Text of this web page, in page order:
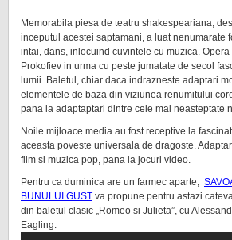
Memorabila piesa de teatru shakespeariana,
inceputul acestei saptamani, a luat nenumarate
intai, dans, inlocuind cuvintele cu muzica.
Prokofiev in urma cu peste jumatate de secol
lumii. Baletul, chiar daca indrazneste adaptari
elementele de baza din viziunea renumitului
pana la adaptaptari dintre cele mai neasteptate
Noile mijloace media au fost receptive la
aceasta poveste universala de dragoste.
film si muzica pop, pana la jocuri video.
Pentru ca duminica are un farmec aparte,
BUNULUI GUST va propune pentru astazi
din baletul clasic „Romeo si Julieta”, cu
Eagling.